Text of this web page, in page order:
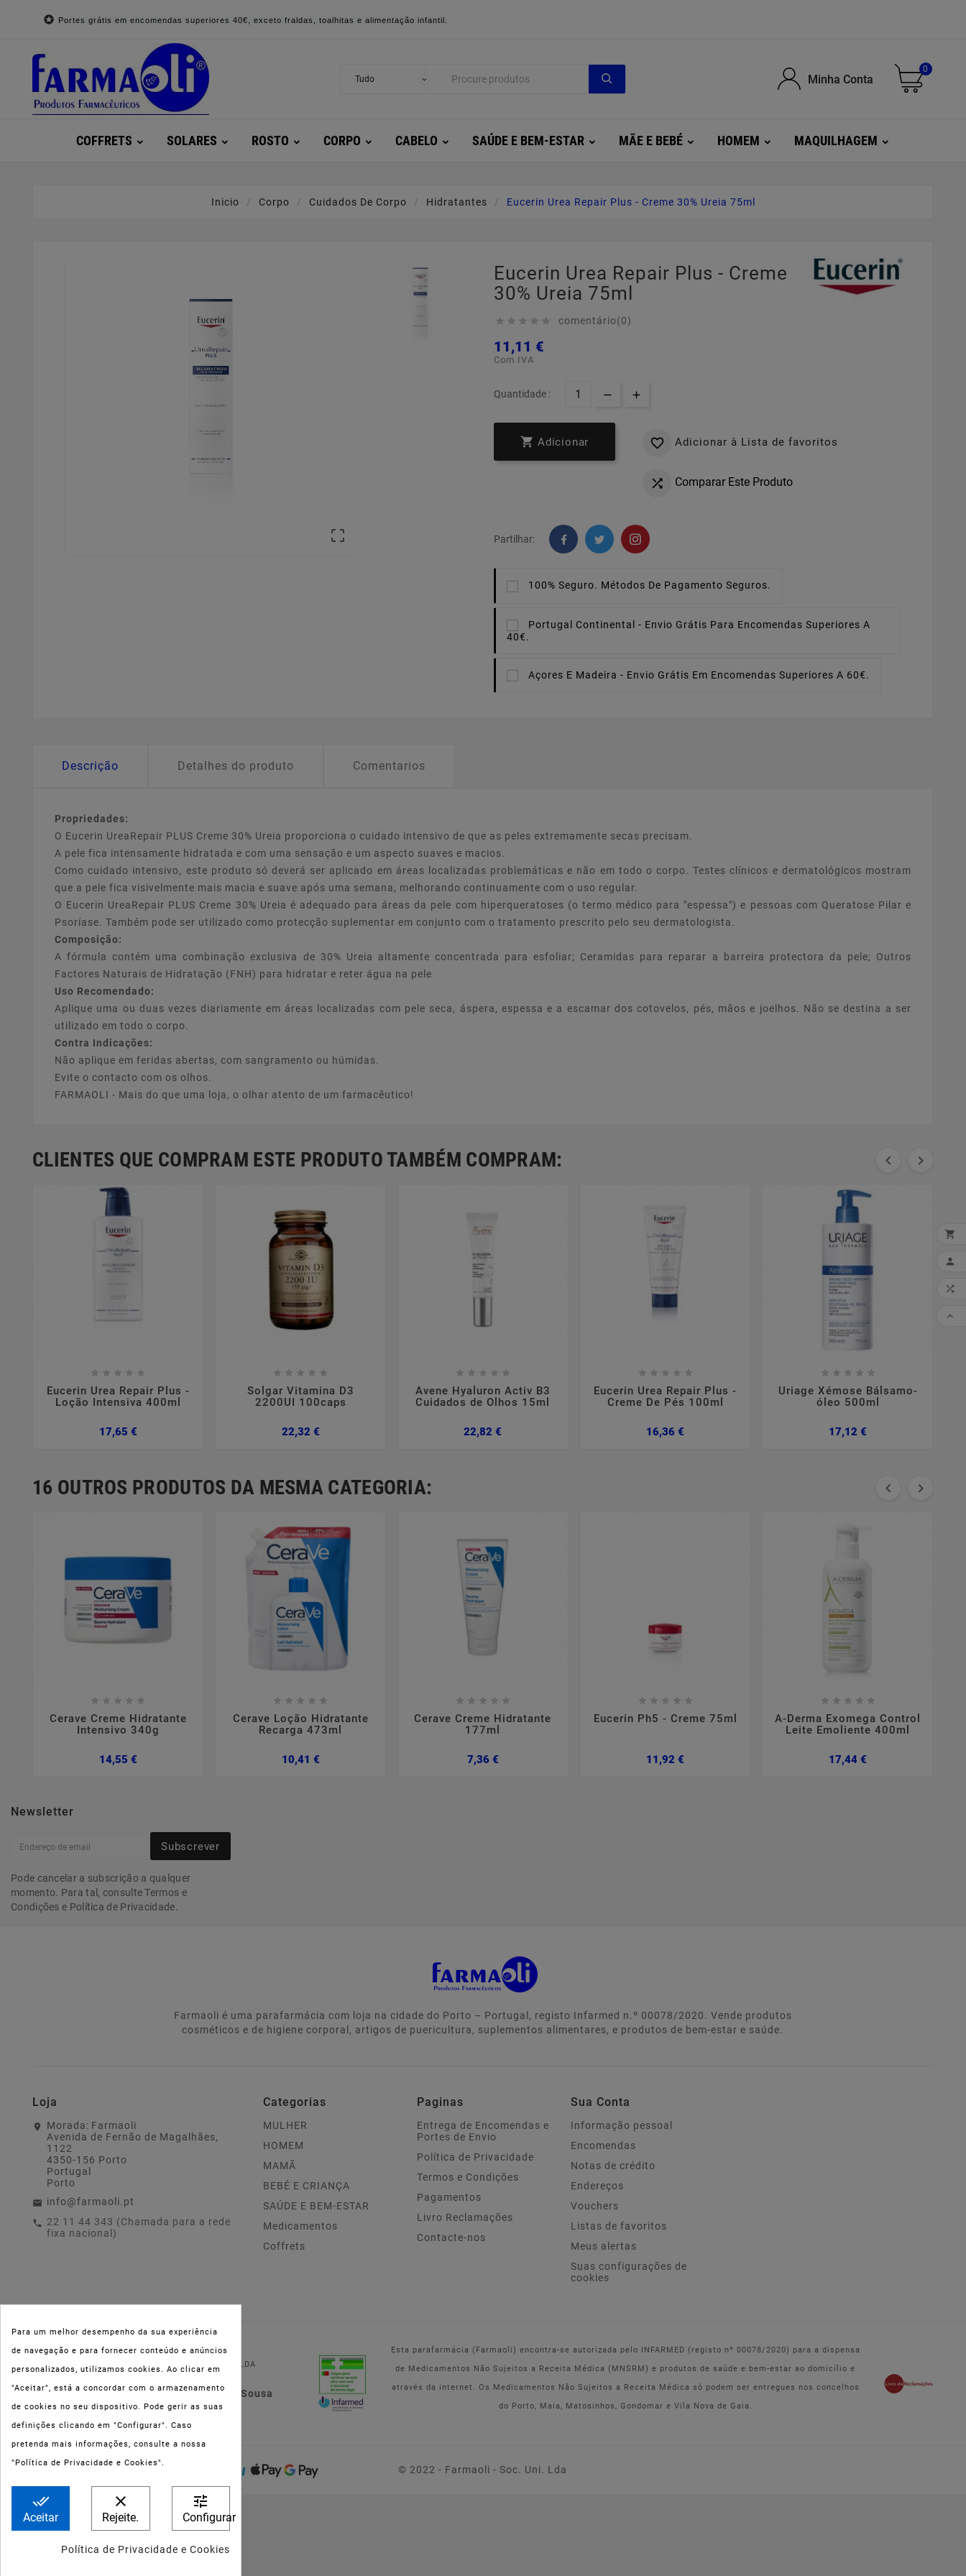
 Portes grátis em encomendas superiores 40€, exceto fraldas, toalhitas e alimentação infantil.
Minha Conta
0
COFFRETS SOLARES ROSTO CORPO CABELO SAÚDE E BEM-ESTAR MÃE E BEBÉ HOMEM MAQUILHAGEM
Inicio Corpo Cuidados De Corpo Hidratantes Eucerin Urea Repair Plus - Creme 30% Ureia 75ml

Eucerin Urea Repair Plus - Creme
30% Ureia 75ml
     comentário(0)
11,11 €
Com IVA
Quantidade :
 Adicionar  Adicionar à Lista de favoritos
 Comparar Este Produto
Partilhar:
100% Seguro. Métodos De Pagamento Seguros.
Portugal Continental - Envio Grátis Para Encomendas Superiores A
40€.
Açores E Madeira - Envio Grátis Em Encomendas Superiores A 60€.
Descrição Detalhes do produto Comentarios
Propriedades:
O Eucerin UreaRepair PLUS Creme 30% Ureia proporciona o cuidado intensivo de que as peles extremamente secas precisam.
A pele fica intensamente hidratada e com uma sensação e um aspecto suaves e macios.
Como cuidado intensivo, este produto só deverá ser aplicado em áreas localizadas problemáticas e não em todo o corpo. Testes clínicos e dermatológicos mostram
que a pele fica visivelmente mais macia e suave após uma semana, melhorando continuamente com o uso regular.
O Eucerin UreaRepair PLUS Creme 30% Ureia é adequado para áreas da pele com hiperqueratoses (o termo médico para "espessa") e pessoas com Queratose Pilar e
Psoríase. Também pode ser utilizado como protecção suplementar em conjunto com o tratamento prescrito pelo seu dermatologista.
Composição:
A fórmula contém uma combinação exclusiva de 30% Ureia altamente concentrada para esfoliar; Ceramidas para reparar a barreira protectora da pele; Outros
Factores Naturais de Hidratação (FNH) para hidratar e reter água na pele
Uso Recomendado:
Aplique uma ou duas vezes diariamente em áreas localizadas com pele seca, áspera, espessa e a escamar dos cotovelos, pés, mãos e joelhos. Não se destina a ser
utilizado em todo o corpo.
Contra Indicações:
Não aplique em feridas abertas, com sangramento ou húmidas.
Evite o contacto com os olhos.
FARMAOLI - Mais do que uma loja, o olhar atento de um farmacêutico!
CLIENTES QUE COMPRAM ESTE PRODUTO TAMBÉM COMPRAM:  
    
Eucerin Urea Repair Plus -
Loção Intensiva 400ml
17,65 €Preço
    
Solgar Vitamina D3
2200UI 100caps
22,32 €Preço
    
Avene Hyaluron Activ B3
Cuidados de Olhos 15ml
22,82 €
    
Eucerin Urea Repair Plus -
Creme De Pés 100ml
16,36 €
    
Uriage Xémose Bálsamo-
óleo 500ml
17,12 €
16 OUTROS PRODUTOS DA MESMA CATEGORIA:  
    
Cerave Creme Hidratante
Intensivo 340g
14,55 €Preço
    
Cerave Loção Hidratante
Recarga 473ml
10,41 €Preço
    
Cerave Creme Hidratante
177ml
7,36 €Preço
    
Eucerin Ph5 - Creme 75ml
11,92 €
    
A-Derma Exomega Control
Leite Emoliente 400ml
17,44 €
Newsletter
Subscrever
Pode cancelar a subscrição a qualquer
momento. Para tal, consulte Termos e
Condições e Política de Privacidade.
Farmaoli é uma parafarmácia com loja na cidade do Porto – Portugal, registo Infarmed n.º 00078/2020. Vende produtos
cosméticos e de higiene corporal, artigos de puericultura, suplementos alimentares, e produtos de bem-estar e saúde.
Loja
Morada: Farmaoli
Avenida de Fernão de Magalhães,
1122
4350-156 Porto
Portugal
Porto
info@farmaoli.pt
22 11 44 343 (Chamada para a rede
fixa nacional)
Categorias
MULHER
HOMEM
MAMÃ
BEBÉ E CRIANÇA
SAÚDE E BEM-ESTAR
Medicamentos
Coffrets
Paginas
Entrega de Encomendas e
Portes de Envio
Política de Privacidade
Termos e Condições
Pagamentos
Livro Reclamações
Contacte-nos
Sua Conta
Informação pessoal
Encomendas
Notas de crédito
Endereços
Vouchers
Listas de favoritos
Meus alertas
Suas configurações de
cookies




NIPC:
515 801 216
FARMAOLI, Soc. Unip. LDA
Dir. Técnica: Lígia de Sousa
Teixeira
Esta parafarmácia (Farmaoli) encontra-se autorizada pelo INFARMED (registo nº 00078/2020) para a dispensa
de Medicamentos Não Sujeitos a Receita Médica (MNSRM) e produtos de saúde e bem-estar ao domicílio e
através da internet. Os Medicamentos Não Sujeitos a Receita Médica só podem ser entregues nos concelhos
do Porto, Maia, Matosinhos, Gondomar e Vila Nova de Gaia.
© 2022 - Farmaoli - Soc. Uni. Lda
Para um melhor desempenho da sua experiência
de navegação e para fornecer conteúdo e anúncios
personalizados, utilizamos cookies. Ao clicar em
"Aceitar", está a concordar com o armazenamento
de cookies no seu dispositivo. Pode gerir as suas
definições clicando em "Configurar". Caso
pretenda mais informações, consulte a nossa
"Política de Privacidade e Cookies".
done_all
Aceitar
clear
Rejeite.
tune
Configurar
Política de Privacidade e Cookies